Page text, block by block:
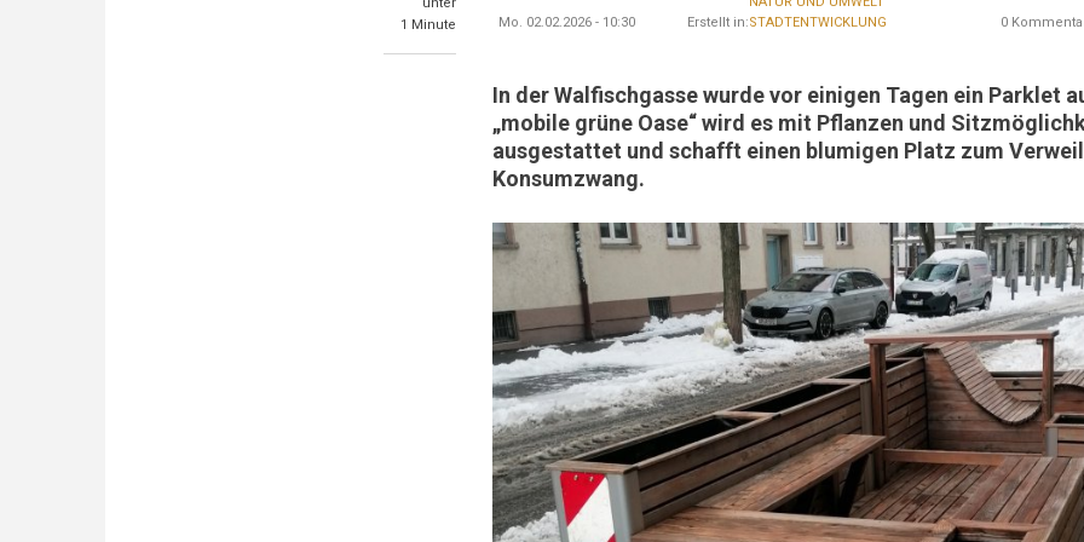
1 Minute
Mo. 02.02.2026 - 10:30 Erstellt in:STADTENTWICKLUNG
0
In der Walfischgasse wurde vor einigen Tagen ein Parklet
„mobile grüne Oase“ wird es mit Pflanzen und
ausgestattet und schafft einen blumigen Platz zum
Konsumzwang.